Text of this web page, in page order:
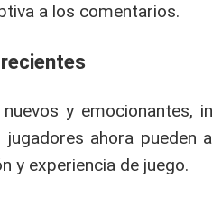
a los comentarios.
y emocionantes,
ahora pueden
y experiencia de juego.